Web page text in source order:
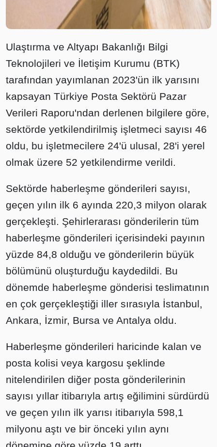
Ulaştırma ve Altyapı Bakanlığı Bilgi
Teknolojileri ve İletişim Kurumu (BTK)
tarafından yayımlanan 2023'ün ilk yarısını
kapsayan Türkiye Posta Sektörü Pazar
Verileri Raporu'ndan derlenen bilgilere göre,
sektörde yetkilendirilmiş işletmeci sayısı 46
oldu, bu işletmecilere 24'ü ulusal, 28'i yerel
olmak üzere 52 yetkilendirme verildi.
Sektörde haberleşme gönderileri sayısı,
geçen yılın ilk 6 ayında 220,3 milyon olarak
gerçekleşti. Şehirlerarası gönderilerin tüm
haberleşme gönderileri içerisindeki payının
yüzde 84,8 olduğu ve gönderilerin büyük
bölümünü oluşturduğu kaydedildi. Bu
dönemde haberleşme gönderisi teslimatının
en çok gerçekleştiği iller sırasıyla İstanbul,
Ankara, İzmir, Bursa ve Antalya oldu.
Haberleşme gönderileri haricinde kalan ve
posta kolisi veya kargosu şeklinde
nitelendirilen diğer posta gönderilerinin
sayısı yıllar itibarıyla artış eğilimini sürdürdü
ve geçen yılın ilk yarısı itibarıyla 598,1
milyonu aştı ve bir önceki yılın aynı